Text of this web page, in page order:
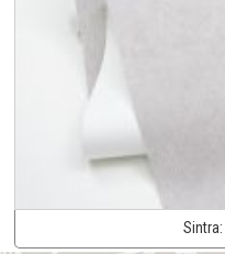
Sintra: